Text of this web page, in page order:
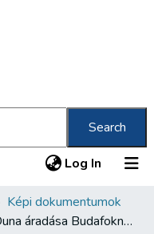
Search
Log In (current)
Képi dokumentumok
[A Duna áradása Budafoknál, 1941. február]